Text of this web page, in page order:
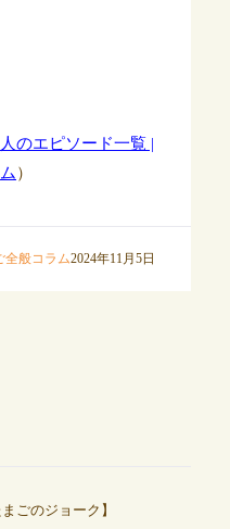
のエピソード一覧 |
）
全般コラム2024年11月5日
ごのジョーク】